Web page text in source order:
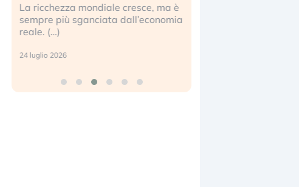
La ricchezza mondiale cresce, ma è
sempre più sganciata dall’economia
reale. (…)
24 luglio 2026